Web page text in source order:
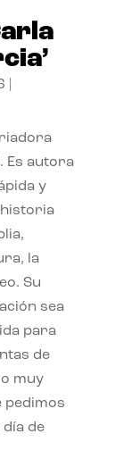
Es autora
y
la
Su
sea
para
de
muy
pedimos
de